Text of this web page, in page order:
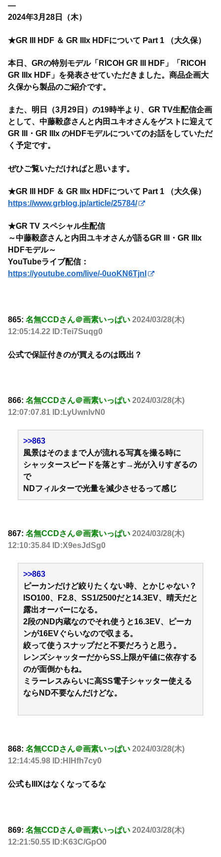
—
2024年3月28日（木）
★GR III HDF ＆ GR IIIx HDFについて Part 1 （大久保）
本日、GRの特別モデル「RICOH GR III HDF」「RICOH
GR IIIx HDF」を発表させていただきました。商品企画大
久保から製品のご紹介です。
また、明日（3月29日）の19時半より、GR TV生配信企画
として、中藤毅彦さんと内田ユキオさんをゲストに迎えて
GR III・GR IIIx のHDFモデルについてのお話をしていただ
く予定です。
ぜひご覧いただければと思います。
★GR III HDF ＆ GR IIIx HDFについて Part 1 （大久保）
https://www.grblog.jp/article/25784/
★GR TV スペシャル生配信
～中藤毅彦さんと内田ユキオさんが語るGR III・GR IIIx
HDFモデル～
YouTubeライブ配信：
https://youtube.com/live/-0uoKN6TjnI
865: 名無CCDさん＠画素いっぱい 2024/03/28(木)
12:05:14.22 ID:Tei7Suqg0
公式で保証付きのが買えるのは既出？
866: 名無CCDさん＠画素いっぱい 2024/03/28(木)
12:07:07.81 ID:LyUwnIvN0
>>863
風景はそのままで人が流れる写真を撮る時に
シャッタースピードを落とす→光が入りすぎるの
で
NDフィルターで光量を減少させるって感じ
867: 名無CCDさん＠画素いっぱい 2024/03/28(木)
12:10:35.84 ID:X9esJdSg0
>>863
ピーカンだけど絞りたくない時、とかじゃない？
ISO100、F2.8、SS1/2500だと14.3EV、晴天だと
露出オーバーになる。
2段のND内蔵なのでそれ使うと16.3EV、ピーカ
ンが16EVぐらいなので収まる。
絞って使うスナップだと不要だろうと思う。
レンズシャッターだからSS上限がF値に依存する
のが面倒かもね。
ミラーレスみらいに高SS電子シャッター使える
ならND不要なんだけどな。
868: 名無CCDさん＠画素いっぱい 2024/03/28(木)
12:14:45.98 ID:HlHfh7cy0
公式もIIIXはなくなってるな
869: 名無CCDさん＠画素いっぱい 2024/03/28(木)
12:21:50.55 ID:K63C/GpO0